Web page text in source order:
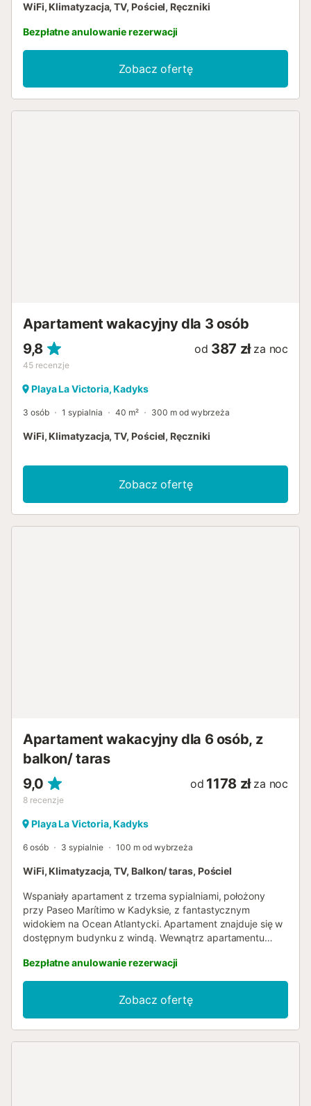
WiFi, Klimatyzacja, TV, Pościel, Ręczniki
Bezpłatne anulowanie rezerwacji
Zobacz ofertę
Apartament wakacyjny dla 3 osób
9,8
45 recenzje
od 387 zł za noc
Playa La Victoria, Kadyks
3 osób 1 sypialnia 40 m² 300 m od wybrzeża
WiFi, Klimatyzacja, TV, Pościel, Ręczniki
Zobacz ofertę
Apartament wakacyjny dla 6 osób, z
balkon/ taras
9,0
8 recenzje
od 1178 zł za noc
Playa La Victoria, Kadyks
6 osób 3 sypialnie 100 m od wybrzeża
WiFi, Klimatyzacja, TV, Balkon/ taras, Pościel
Wspaniały apartament z trzema sypialniami, położony
przy Paseo Marítimo w Kadyksie, z fantastycznym
widokiem na Ocean Atlantycki. Apartament znajduje się w
dostępnym budynku z windą. Wewnątrz apartamentu
jasne, z otwartą przestrzenią łączącą salon i w pełni
wyposażoną kuchnię, która łączy się ze spektakularnym
tarasem od strony morza, wyposażonym w duży stół, przy
którym można delektować się niezapomnianymi
śniadaniami i wieczorami, kontemplując morze Kadyksu.
Bezpłatne anulowanie rezerwacji
Zobacz ofertę